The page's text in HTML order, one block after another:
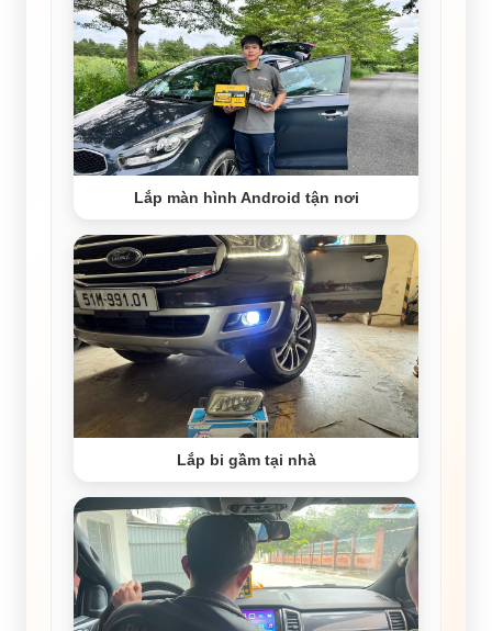
Lắp màn hình Android tận nơi
Lắp bi gầm tại nhà